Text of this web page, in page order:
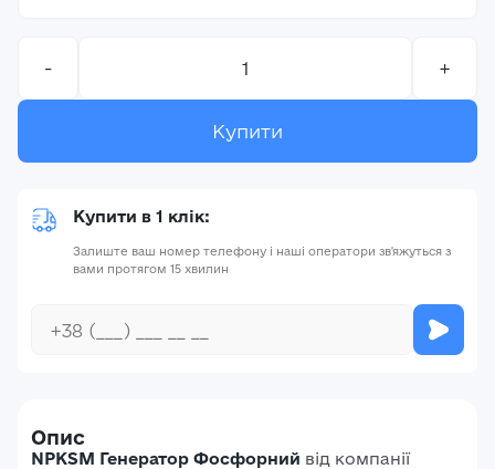
- +
Купити
Купити в 1 клік:
Залиште ваш номер телефону і наші оператори зв'яжуться з
вами протягом 15 хвилин
Опис
NPKSM Генератор Фосфорний від компанії